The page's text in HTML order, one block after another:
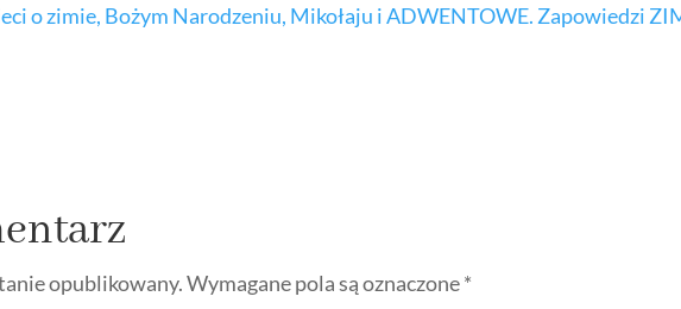
o zimie, Bożym Narodzeniu, Mikołaju i ADWENTOWE. Zapowiedzi
opublikowany. Wymagane pola są oznaczone*